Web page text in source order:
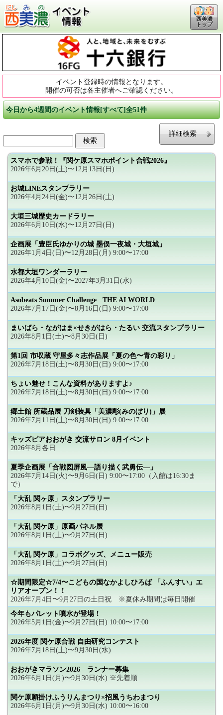
西美濃
トップ
イベント登録時の情報となります。
開催の可否は各主催者へご確認ください。
今日から4週間のイベント情報[すべて]全51件
詳細検索
スマホで参戦！『関ケ原スマホポイント合戦2026』
2026年6月20日(土)〜12月13日(日)
お城LINEスタンプラリー
2026年4月24日(金)〜12月26日(土)
大垣三城歴史カードラリー
2026年6月10日(水)〜12月27日(日)
企画展「豊臣氏ゆかりの城 墨俣一夜城・大垣城」
2026年1月4日(日)〜12月28日(月) 9:00〜17:00
水都大垣ワンダーラリー
2026年4月10日(金)〜2027年3月31日(水)
Asobeats Summer Challenge −THE AI WORLD−
2026年7月17日(金)〜8月16日(日) 9:00〜17:00
まいばら・ながはま×せきがはら・たるい 交流スタンプラリー
2026年8月1日(土)〜8月30日(日)
第1回 市収蔵 守屋多々志作品展「夏の色〜青の彩り」
2026年7月18日(土)〜8月30日(日) 9:00〜17:00
ちょい魅せ！こんな資料がありますよ♪
2026年7月18日(土)〜8月30日(日) 9:00〜17:00
郷土館 所蔵品展 刀剣装具「美濃彫(みのぼり)」展
2026年7月11日(土)〜8月30日(日) 9:00〜17:00
キッズピアおおがき 交流サロン 8月イベント
2026年8月各日
夏季企画展「合戦図屏風―語り描く武勇伝―」
2026年7月14日(火)〜9月6日(日) 9:00〜17:00（入館は16:30ま
で）
「大乱 関ヶ原」スタンプラリー
2026年8月1日(土)〜9月27日(日)
「大乱 関ケ原」原画パネル展
2026年8月1日(土)〜9月27日(日)
「大乱 関ケ原」コラボグッズ、メニュー販売
2026年8月1日(土)〜9月27日(日)
☆期間限定☆7/4〜こどもの国なかよしひろば 「ふんすい」エ
リアオープン！！
2026年7月4日〜9月27日の土日祝 ※夏休み期間は毎日開催
今年もパレット噴水が登場！
2026年5月1日(金)〜9月27日(日) 10:00〜17:00
2026年度 関ケ原合戦 自由研究コンテスト
2026年7月18日(土)〜9月30日(水)
おおがきマラソン2026 ランナー募集
2026年6月1日(月)〜9月30日(水) ※先着順
関ケ原願掛けふうりんまつり×招風うちわまつり
2026年6月1日(月)〜9月30日(水) 10:00〜16:00